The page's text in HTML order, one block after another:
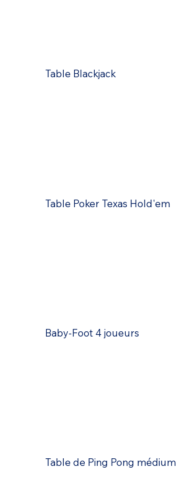
Table Blackjack
Table Poker Texas Hold'em
Baby-Foot 4 joueurs
Table de Ping Pong médium